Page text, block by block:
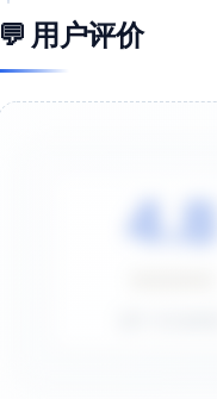
💬 用户评价
4.8